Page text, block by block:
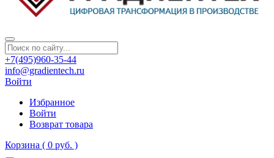
+7(495)960-35-44
info@gradientech.ru
Войти
Избранное
Войти
Возврат товара
Корзина ( 0 руб. )